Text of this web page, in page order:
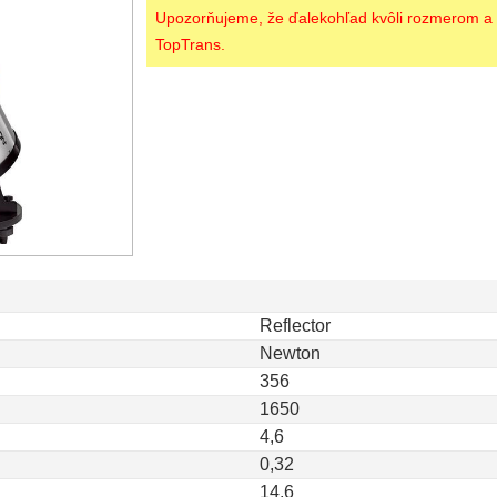
Upozorňujeme, že ďalekohľad kvôli rozmerom
TopTrans.
Reflector
Newton
356
1650
4,6
0,32
14,6